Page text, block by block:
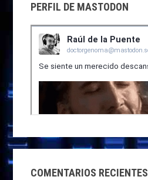
PERFIL DE MASTODON
COMENTARIOS RECIENTES